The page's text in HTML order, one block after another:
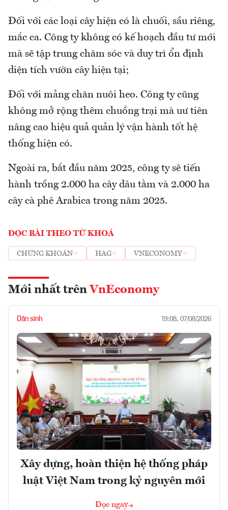
Đối với các loại cây hiện có là chuối, sầu riêng,
mắc ca. Công ty không có kế hoạch đầu tư mới
mà sẽ tập trung chăm sóc và duy trì ổn định
diện tích vườn cây hiện tại;
Đối với mảng chăn nuôi heo. Công ty cũng
không mở rộng thêm chuồng trại mà uư tiên
nâng cao hiệu quả quản lý vận hành tốt hệ
thống hiện có.
Ngoài ra, bắt đầu năm 2025, công ty sẽ tiến
hành trồng 2.000 ha cây dâu tằm và 2.000 ha
cây cà phê Arabica trong năm 2025.
ĐỌC BÀI THEO TỪ KHOÁ
CHỨNG KHOÁN HAG VNECONOMY
Mới nhất trên VnEconomy
Dân sinh 19:08, 07/08/2026
Xây dựng, hoàn thiện hệ thống pháp
luật Việt Nam trong kỷ nguyên mới
Đọc ngay